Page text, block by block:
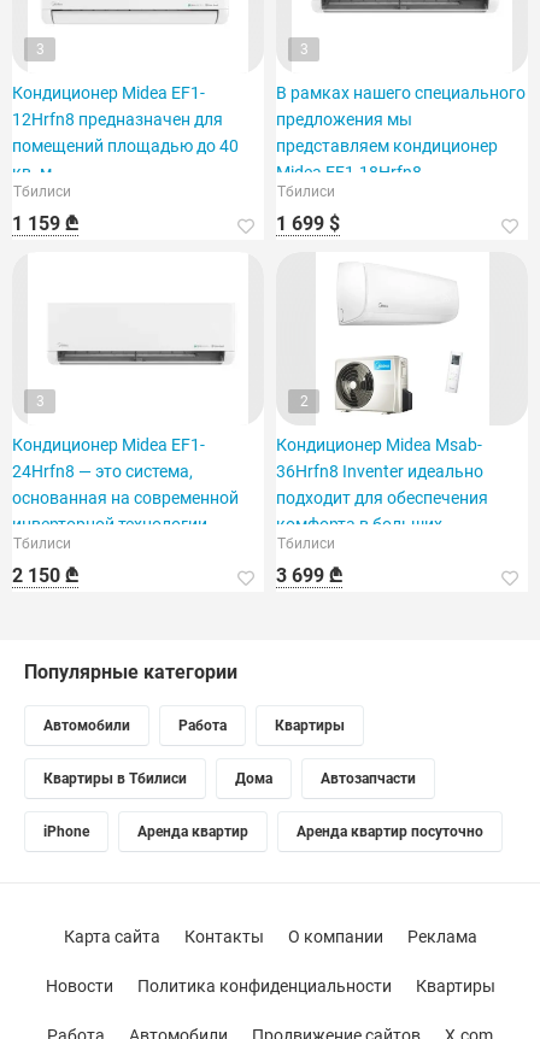
3
Кондиционер Midea EF1-
12Hrfn8 предназначен для
помещений площадью до 40
кв. м.
Тбилиси
1 159 ₾
3
В рамках нашего специального
предложения мы
представляем кондиционер
Midea EF1-18Hrfn8,
рассчитанный на площадь 60
кв. футов.
Тбилиси
1 699 $
3
Кондиционер Midea EF1-
24Hrfn8 — это система,
основанная на современной
инверторной технологии.
Тбилиси
2 150 ₾
2
Кондиционер Midea Msab-
36Hrfn8 Inventer идеально
подходит для обеспечения
комфорта в больших
помещениях.
Тбилиси
3 699 ₾
Популярные категории
Автомобили Работа Квартиры
Квартиры в Тбилиси Дома Автозапчасти
iPhone Аренда квартир Аренда квартир посуточно
Карта сайта Контакты О компании Реклама
Новости Политика конфиденциальности Квартиры